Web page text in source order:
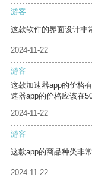
游客
这款软件的界面设计非
2024-11-22
游客
这款加速器app的价格
速器app的价格应该在
2024-11-22
游客
这款app的商品种类非
2024-11-22